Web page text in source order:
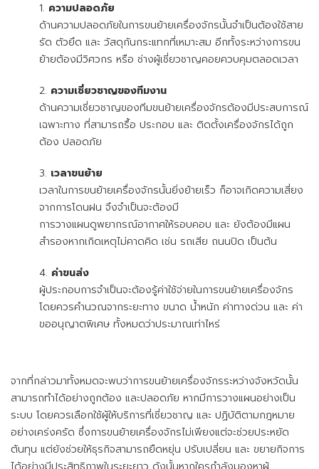
ความปลอดภัย
ด้านความปลอดภัยในการขนย้ายเครื่องจักรนั้นจำเป็นต้องใช้สาย
รัด ตัวยึด และ วัสดุกันกระแทกที่เหมาะสม อีกทั้งระหว่างการขน
ย้ายต้องมีวิศวกร หรือ ช่างผู้เชี่ยวชาญคอยควบคุมตลอดเวลา
ความเชี่ยวชาญของทีมงาน
ด้านความเชี่ยวชาญของทีมขนย้ายเครื่องจักรต้องมีประสบการณ์
เฉพาะทาง ที่สามารถรื้อ ประกอบ และ ติดตั้งเครื่องจักรได้ถูก
ต้อง ปลอดภัย
เวลาขนย้าย
เวลาในการขนย้ายเครื่องจักรนั้นยิ่งย้ายเร็ว ก็อาจเกิดความเสี่ยง
จากการโดนฝน จึงจำเป็นจะต้องมี
การวางแผนดูพยากรณ์อากาศให้รอบคอบ และ ยังต้องมีแผน
สำรองหากเกิดเหตุไม่คาดคิด เช่น รถเสีย ถนนปิด เป็นต้น
ค่าขนส่ง
ผู้ประกอบการจำเป็นจะต้องรู้ค่าใช้จ่ายในการขนย้ายเครื่องจักร
โดยควรคำนวณจากระยะทาง ขนาด น้ำหนัก ค่าทางด่วน และ ค่า
ขออนุญาตพิเศษ ทั้งหมดว่าประมาณเท่าไหร่
จากที่กล่าวมาทั้งหมดจะพบว่าการขนย้ายเครื่องจักรระหว่างจังหวัดนั้น
สามารถทำได้อย่างถูกต้อง และปลอดภัย หากมีการวางแผนอย่างเป็น
ระบบ โดยควรเลือกใช้ผู้ให้บริการที่เชี่ยวชาญ และ ปฏิบัติตามกฎหมาย
อย่างเคร่งครัด ซึ่งการขนย้ายเครื่องจักรไม่เพียงแต่จะช่วยประหยัด
ต้นทุน แต่ยังช่วยให้ธุรกิจสามารถยืดหยุ่น ปรับเปลี่ยน และ ขยายกิจการ